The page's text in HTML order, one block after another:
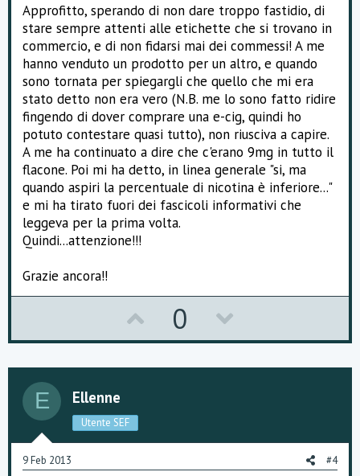
Approfitto, sperando di non dare troppo fastidio, di
stare sempre attenti alle etichette che si trovano in
commercio, e di non fidarsi mai dei commessi! A me
hanno venduto un prodotto per un altro, e quando
sono tornata per spiegargli che quello che mi era
stato detto non era vero (N.B. me lo sono fatto ridire
fingendo di dover comprare una e-cig, quindi ho
potuto contestare quasi tutto), non riusciva a capire.
A me ha continuato a dire che c'erano 9mg in tutto il
flacone. Poi mi ha detto, in linea generale "si, ma
quando aspiri la percentuale di nicotina è inferiore..."
e mi ha tirato fuori dei fascicoli informativi che
leggeva per la prima volta.
Quindi...attenzione!!!
Grazie ancora!!
p
v
e
0
o
w
o
E Ellenne
Utente SEF
9 Feb 2013 #4